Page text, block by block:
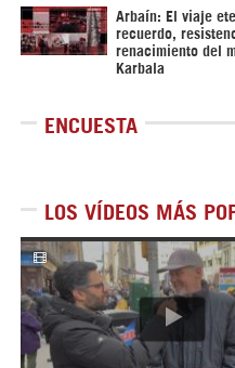
Arbaín: El viaje
recuerdo,
renacimiento del
Karbala
ENCUESTA
LOS VÍDEOS MÁS